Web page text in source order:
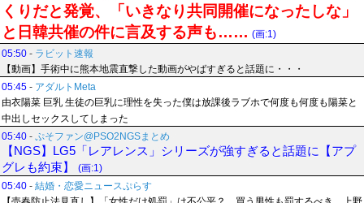
くりだと発覚、「いきなり共同開催になったしな」
と日韓共催の件に言及する声も…… (画:1)
05:50 - ラビット速報
【動画】手術中に熊本地震直撃した動画がやばすぎると話題に・・・
05:45 - アダルトMeta
由衣陽菜 巨乳 生徒の巨乳に理性を失った僕は放課後ラブホで何度も何度も陽菜と
中出しセックスしてしまった
05:40 - ぷそファン@PSO2NGSまとめ
【NGS】LG5「レアレンス」シリーズが強すぎると話題に【アプ
グレも約束】
(画:1)
05:40 - 結婚・恋愛ニュースぷらす